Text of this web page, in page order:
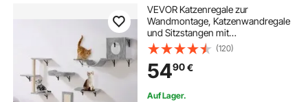
VEVOR Katzenregale zur
Wandmontage, Katzenwandregale
und Sitzstangen mit
Sprungbrettern, Hängematte, Sofa,
Katzenbaum & Katzengriff,
Katzenmöbel und Regale bis zu 18
kg zum Schlafen, Spielen, Klettern,
6er-Set
(120)
5490€
Auf Lager.